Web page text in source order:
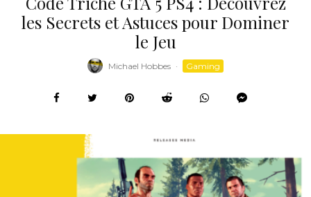
les Secrets et Astuces pour Dominer
le Jeu
Michael Hobbes · Gaming